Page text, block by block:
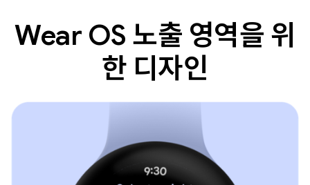
Wear OS 노출 영역을 위
한 디자인